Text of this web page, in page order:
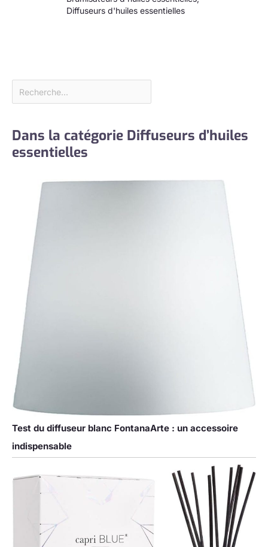
Diffuseurs d'huiles essentielles
Dans la catégorie Diffuseurs d’huiles
essentielles
Test du diffuseur blanc FontanaArte : un accessoire
indispensable